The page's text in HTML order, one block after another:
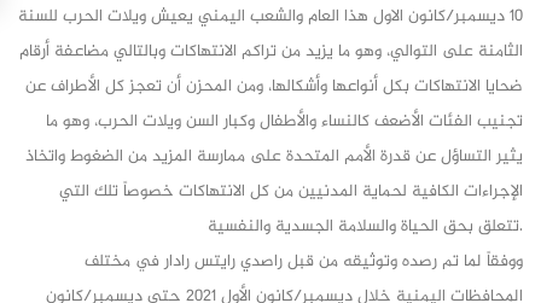
10 ديسمبر/كانون الاول هذا العام والشعب اليمني يعيش ويلات الحرب للسنة
الثامنة على التوالي، وهو ما يزيد من تراكم الانتهاكات وبالتالي مضاعفة أرقام
ضحايا الانتهاكات بكل أنواعها وأشكالها، ومن المحزن أن تعجز كل الأطراف عن
تجنيب الفئات الأضعف كالنساء والأطفال وكبار السن ويلات الحرب، وهو ما
يثير التساؤل عن قدرة الأمم المتحدة على ممارسة المزيد من الضغوط واتخاذ
الإجراءات الكافية لحماية المدنيين من كل الانتهاكات خصوصاً تلك التي
تتعلق بحق الحياة والسلامة الجسدية والنفسية.
ووفقاً لما تم رصده وتوثيقه من قبل راصدي رايتس رادار في مختلف
المحافظات اليمنية خلال ديسمبر/كانون الأول 2021 حتى ديسمبر/كانون